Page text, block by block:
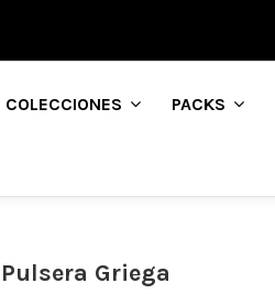
COLECCIONES PACKS
Pulsera Griega